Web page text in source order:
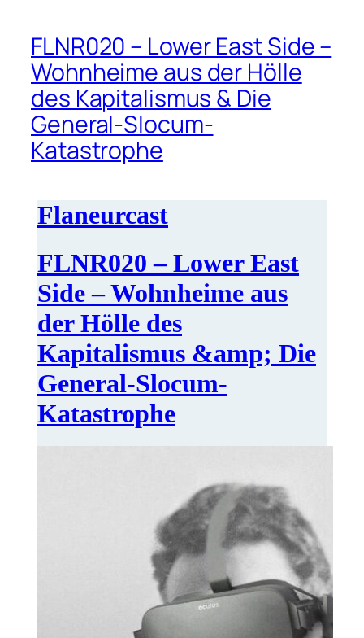
FLNR020 – Lower East Side –
Wohnheime aus der Hölle
des Kapitalismus & Die
General-Slocum-
Katastrophe